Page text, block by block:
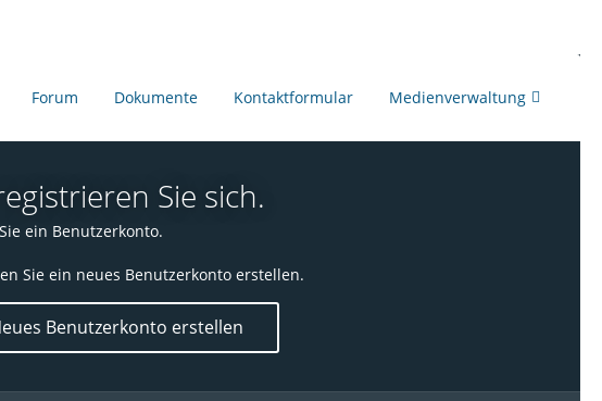
Forum Dokumente Kontaktformular Medienverwaltung
Sie sich.
ein Benutzerkonto.
Sie ein neues Benutzerkonto erstellen.
Benutzerkonto erstellen